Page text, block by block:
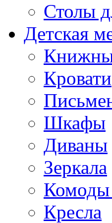
Столы
Детская
Кровати
Шкафы
Диваны
Зеркала
Кресла